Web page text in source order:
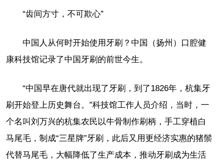
“齿间方寸，不可欺心”
中国人从何时开始使用牙刷？中国（扬州）口腔健
康科技馆记录了中国牙刷的前世今生。
“中国早在唐代就出现了牙刷，到了1826年，杭集牙
刷开始登上历史舞台。”科技馆工作人员介绍，当时，一
个名叫刘万兴的杭集农民以牛骨制作刷柄，手工穿植白
马尾毛，制成“三星牌”牙刷，此后又用更经济实惠的猪鬃
代替马尾毛，大幅降低了生产成本，推动牙刷成为生活